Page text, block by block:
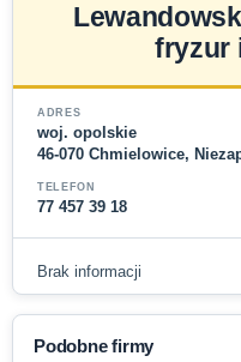
fryzur
ADRES
woj. opolskie
46-070 Chmielowice,
TELEFON
77 457 39 18
Brak informacji
Podobne firmy